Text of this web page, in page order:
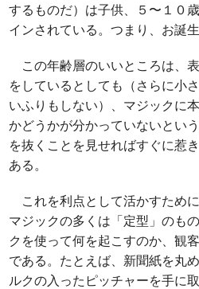
するものだ）は子供、５〜１０
インされている。つまり、お誕
この年齢層のいいところは、
をしているとしても（さらに小
いふりもしない）、マジックに
かどうかが分かっていないとい
を抜くことを見せればすぐに惹
ある。
これを利点として活かすため
マジックの多くは「定型」のも
クを使って何を起こすのか、観
である。たとえば、新聞紙を丸
ルクの入ったピッチャーを手に